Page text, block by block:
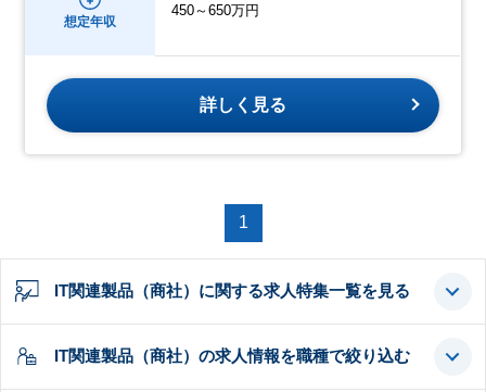
想定年収
450～650万円
詳しく見る
1
IT関連製品（商社）に関する求人特集一覧を見る
IT関連製品（商社）の求人情報を職種で絞り込む